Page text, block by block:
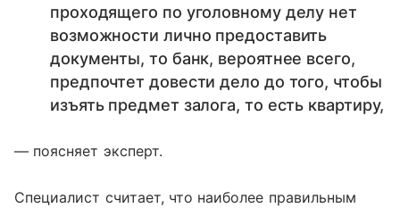
проходящего по уголовному делу нет
возможности лично предоставить
документы, то банк, вероятнее всего,
предпочтет довести дело до того, чтобы
изъять предмет залога, то есть квартиру,
— поясняет эксперт.
Специалист считает, что наиболее правильным